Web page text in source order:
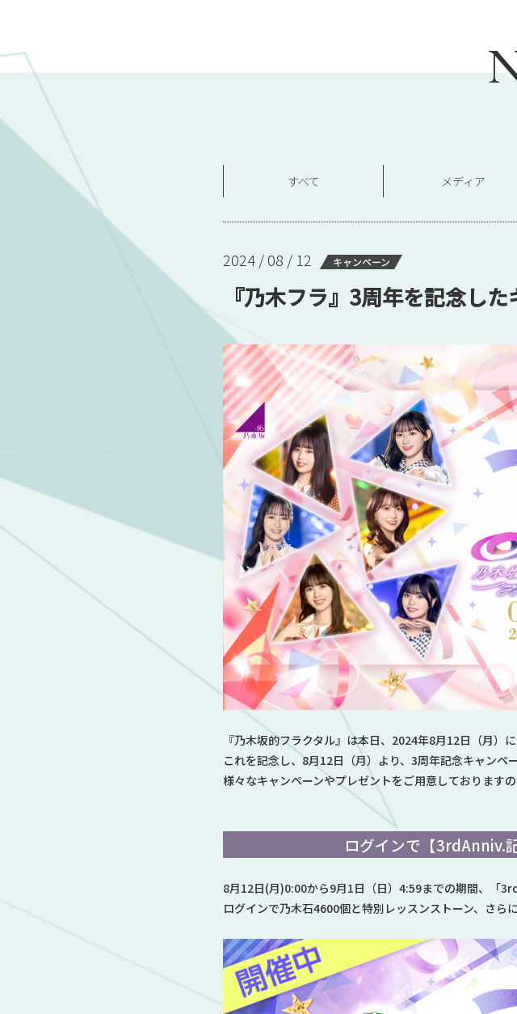
すべて メディア
2024 / 08 / 12 キャンペーン
『乃木フラ』3周年を記念し
『乃木坂的フラクタル』は本日、2024年8月12日（月）
これを記念し、8月12日（月）より、3周年記念キャンペ
様々なキャンペーンやプレゼントをご用意しております
ログインで【3rdAnniv.
8月12日(月)0:00から9月1日（日）4:59までの期間、「
ログインで乃木石4600個と特別レッスンストーン、さら